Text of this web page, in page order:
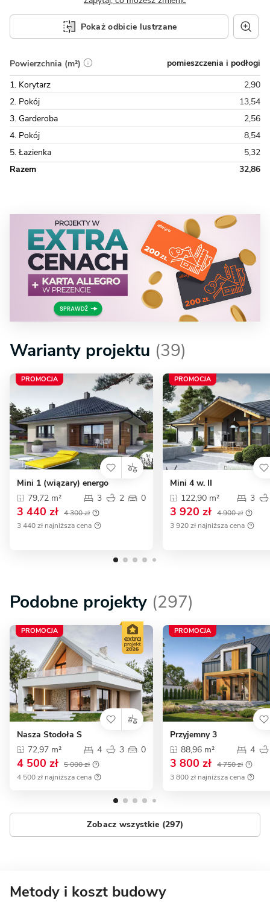
Pokaż odbicie lustrzane
Powierzchnia (m²)
pomieszczenia i podłogi
1. Korytarz
2,90
2. Pokój
13,54
3. Garderoba
2,56
4. Pokój
8,54
5. Łazienka
5,32
Razem
32,86
Warianty projektu (39)
PROMOCJA
Mini 1 (wiązary) energo
79,72 m²
3 2 0
3 440 zł 4 300 zł
3 440 zł najniższa cena
PROMOCJA
Mini 4 w. II
122,90 m²
3
3 920 zł 4 900 zł
3 920 zł najniższa cena
Podobne projekty (297)
PROMOCJA
Nasza Stodoła S
72,97 m²
4 3 0
4 500 zł 5 000 zł
4 500 zł najniższa cena
PROMOCJA
Przyjemny 3
88,96 m²
4
3 800 zł 4 750 zł
3 800 zł najniższa cena
Zobacz wszystkie (297)
Metody i koszt budowy